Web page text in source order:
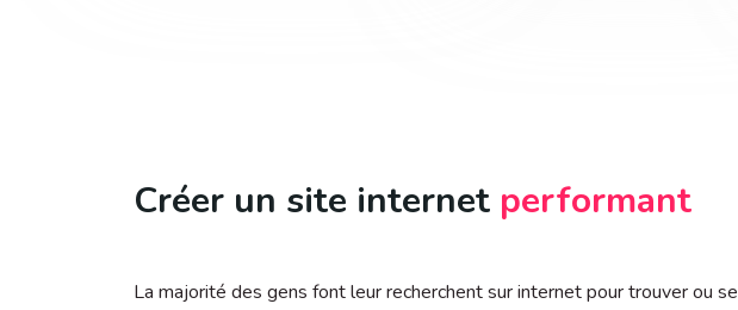
Créer un site internet performant​
La majorité des gens font leur recherchent sur internet pour trouver ou se